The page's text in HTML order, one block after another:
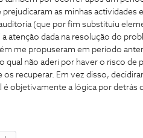
prejudicaram as minhas actividades
(que por fim substituiu
atenção dada na resolução do
me propuseram em período
qual não aderi por haver o risco de
os recuperar. Em vez disso,
é objetivamente a lógica por detrás